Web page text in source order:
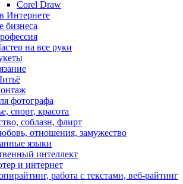
Corel Draw
Интернете
бизнеса
на все руки
фотографа
спорт, красота
соблазн, флирт
отношения, замужество
языки
интеллект
и интернет
работа с текстами, веб-райтинг